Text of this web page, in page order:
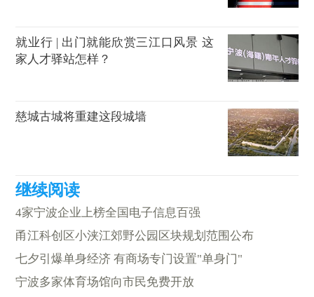
就业行 | 出门就能欣赏三江口风景 这
家人才驿站怎样？
慈城古城将重建这段城墙
4家宁波企业上榜全国电子信息百强
甬江科创区小浃江郊野公园区块规划范围公布
七夕引爆单身经济 有商场专门设置"单身门"
宁波多家体育场馆向市民免费开放